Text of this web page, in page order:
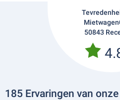
50843
185 Ervaringen van